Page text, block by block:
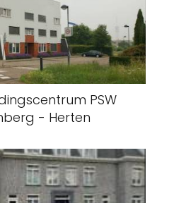
PSW
- Herten